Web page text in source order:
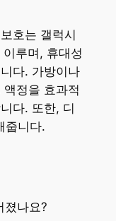
호는 갤럭시
루며, 휴대성
다. 가방이나
정을 효과적
다. 또한, 디
줍니다.
졌나요?